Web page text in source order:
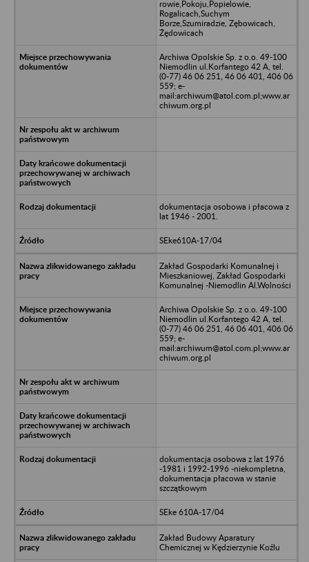
rowie,Pokoju,Popielowie,
Rogalicach,Suchym
Borze,Szumiradzie, Zębowicach,
Żędowicach
Archiwa Opolskie Sp. z o.o. 49-100
Niemodlin ul.Korfantego 42 A, tel.
(0-77) 46 06 251, 46 06 401, 406 06
559; e-
mail:archiwum@atol.com.pl;www.ar
chiwum.org.pl
dokumentacja osobowa i płacowa z
lat 1946 - 2001.
SEke610A-17/04
Zakład Gospodarki Komunalnej i
Mieszkaniowej, Zakład Gospodarki
Komunalnej -Niemodlin Al.Wolności
Archiwa Opolskie Sp. z o.o. 49-100
Niemodlin ul.Korfantego 42 A, tel.
(0-77) 46 06 251, 46 06 401, 406 06
559; e-
mail:archiwum@atol.com.pl;www.ar
chiwum.org.pl
dokumentacja osobowa z lat 1976
-1981 i 1992-1996 -niekompletna,
dokumentacja płacowa w stanie
szczątkowym
SEke 610A-17/04
Zakład Budowy Aparatury
Chemicznej w Kędzierzynie Koźlu